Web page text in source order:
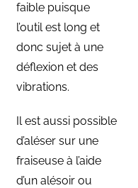
faible puisque
l’outil est long et
donc sujet à une
déflexion et des
vibrations.
Il est aussi possible
d’aléser sur une
fraiseuse à l’aide
d’un alésoir ou